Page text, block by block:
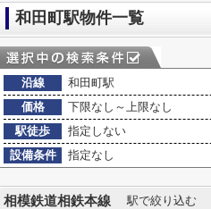
和田町駅物件一覧
沿線
和田町駅
価格
下限なし～上限なし
駅徒歩
指定しない
設備条件
指定なし
相模鉄道相鉄本線 駅で絞り込む